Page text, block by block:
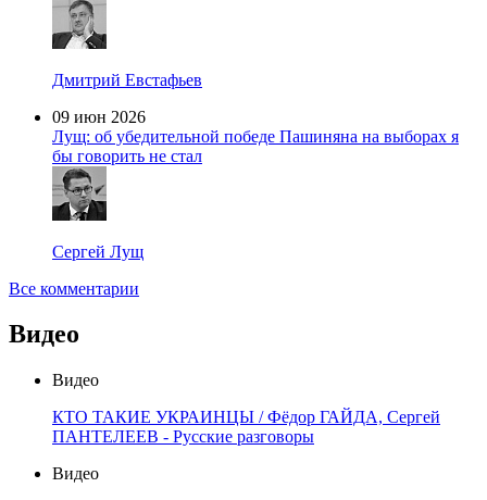
Дмитрий Евстафьев
09 июн 2026
Лущ: об убедительной победе Пашиняна на выборах я
бы говорить не стал
Сергей Лущ
Все комментарии
Видео
Видео
КТО ТАКИЕ УКРАИНЦЫ / Фёдор ГАЙДА, Сергей
ПАНТЕЛЕЕВ - Русские разговоры
Видео